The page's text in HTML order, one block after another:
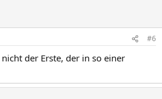
#6
der Erste, der in so einer